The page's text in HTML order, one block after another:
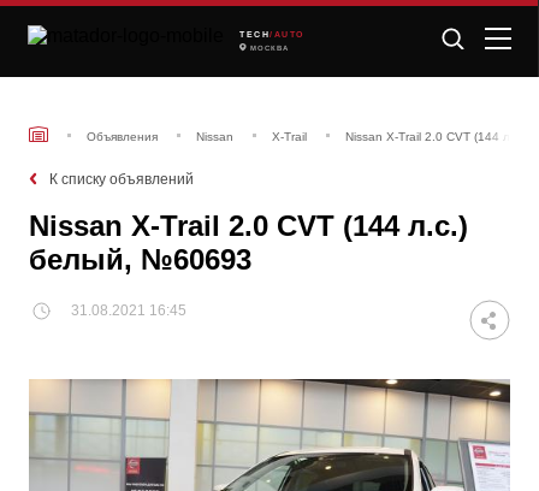
TECH /AUTO
МОСКВА
Объявления Nissan X-Trail Nissan X-Trail 2.0 CVT (144 л.с.)
К списку объявлений
Nissan X-Trail 2.0 CVT (144 л.с.)
белый, №60693
31.08.2021 16:45